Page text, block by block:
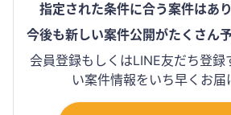
指定された条件に合う案件はあ
今後も新しい案件公開がたくさん
会員登録もしくはLINE友だち登録
い案件情報をいち早くお届